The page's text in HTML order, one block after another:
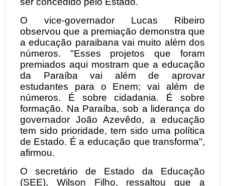
O vice-governador Lucas Ribeiro
observou que a premiação demonstra que
a educação paraibana vai muito além dos
números. "Esses projetos que foram
premiados aqui mostram que a educação
da Paraíba vai além de aprovar
estudantes para o Enem; vai além de
números. É sobre cidadania. É sobre
formação. Na Paraíba, sob a liderança do
governador João Azevêdo, a educação
tem sido prioridade, tem sido uma política
de Estado. É a educação que transforma",
afirmou.
O secretário de Estado da Educação
(SEE), Wilson Filho, ressaltou que a